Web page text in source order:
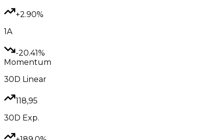
+2.90%
1A
-20.41%
Momentum
30D Linear
118,95
30D Exp.